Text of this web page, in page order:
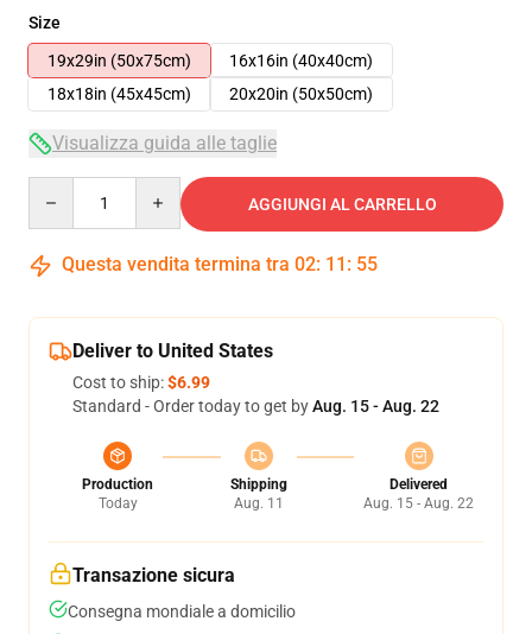
Size
19x29in (50x75cm)
16x16in (40x40cm)
18x18in (45x45cm)
20x20in (50x50cm)
Visualizza guida alle taglie
AGGIUNGI AL CARRELLO
Questa vendita termina tra 02: 11 : 54
Deliver to United States
Cost to ship:$6.99
Standard - Order today to get byAug. 15 - Aug. 22
Production
Today
Shipping
Aug. 11
Delivered
Aug. 15 - Aug. 22
Transazione sicura
Consegna mondiale a domicilio